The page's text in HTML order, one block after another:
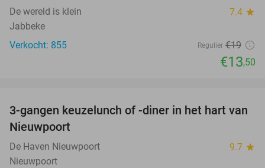
De wereld is klein 7.4 star
Jabbeke
Verkocht: 855
Regulier €19
€13,50
35%
3-gangen keuzelunch of -diner in het hart van
Nieuwpoort
De Haven Nieuwpoort 9.7 star
Nieuwpoort